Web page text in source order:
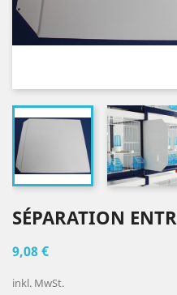
SÉPARATION
9,08 €
inkl. MwSt.